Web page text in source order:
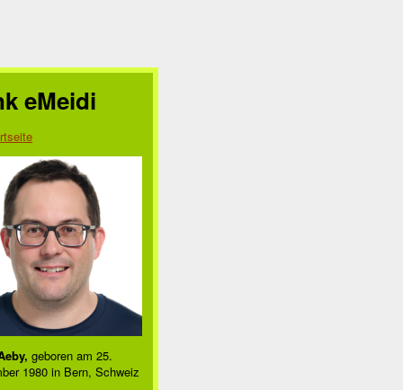
eMeidi
geboren am 25.
1980 in Bern, Schweiz